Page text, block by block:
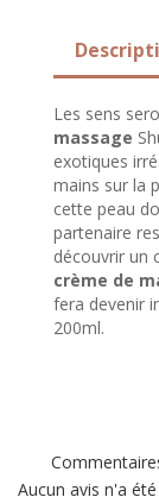
Les sens
massage
exotiques
mains sur la
cette peau
partenaire
découvrir un
crème de
fera devenir
200ml.
Aucun avis n'a